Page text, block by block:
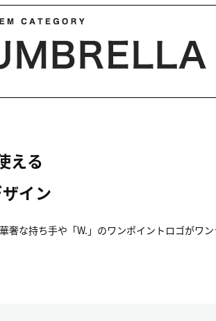
える
イン
な持ち手や「W.」のワンポイントロゴがワ